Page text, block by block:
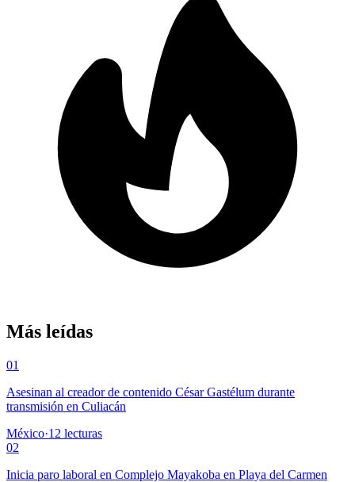
Más leídas
01
Asesinan al creador de contenido César Gastélum durante
transmisión en Culiacán
México·12 lecturas
02
Inicia paro laboral en Complejo Mayakoba en Playa del Carmen